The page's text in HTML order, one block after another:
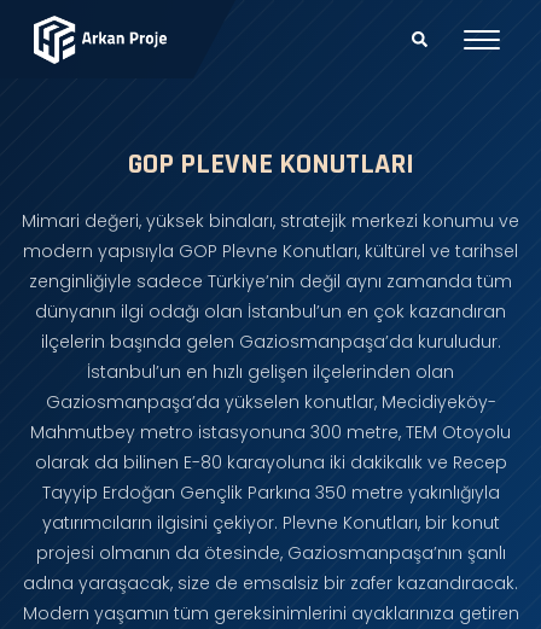
GOP PLEVNE KONUTLARI
Mimari değeri, yüksek binaları, stratejik merkezi konumu ve
modern yapısıyla GOP Plevne Konutları, kültürel ve tarihsel
zenginliğiyle sadece Türkiye’nin değil aynı zamanda tüm
dünyanın ilgi odağı olan İstanbul’un en çok kazandıran
ilçelerin başında gelen Gaziosmanpaşa’da kuruludur.
İstanbul’un en hızlı gelişen ilçelerinden olan
Gaziosmanpaşa’da yükselen konutlar, Mecidiyeköy-
Mahmutbey metro istasyonuna 300 metre, TEM Otoyolu
olarak da bilinen E-80 karayoluna iki dakikalık ve Recep
Tayyip Erdoğan Gençlik Parkına 350 metre yakınlığıyla
yatırımcıların ilgisini çekiyor. Plevne Konutları, bir konut
projesi olmanın da ötesinde, Gaziosmanpaşa’nın şanlı
adına yaraşacak, size de emsalsiz bir zafer kazandıracak.
Modern yaşamın tüm gereksinimlerini ayaklarınıza getiren